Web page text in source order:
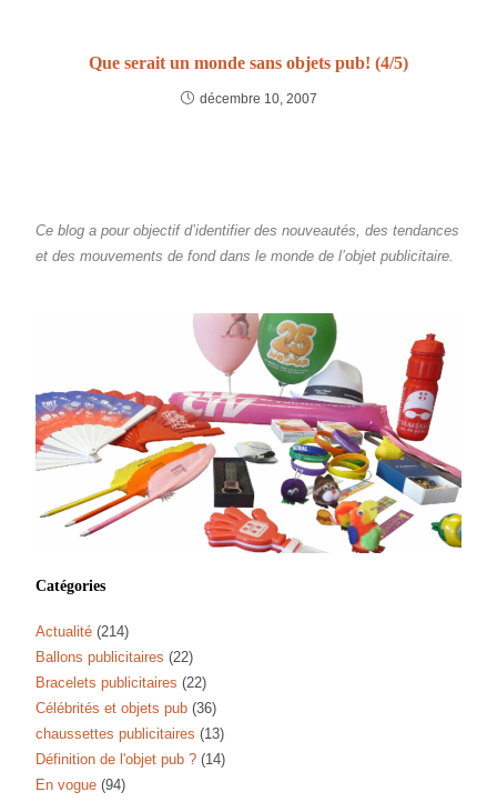
Que serait un monde sans objets pub! (4/5)
décembre 10, 2007
Ce blog a pour objectif d’identifier des nouveautés, des tendances
et des mouvements de fond dans le monde de l’objet publicitaire.
Catégories
Actualité (214)
Ballons publicitaires (22)
Bracelets publicitaires (22)
Célébrités et objets pub (36)
chaussettes publicitaires (13)
Définition de l'objet pub ? (14)
En vogue (94)